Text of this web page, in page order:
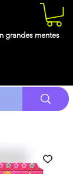
grandes mentes